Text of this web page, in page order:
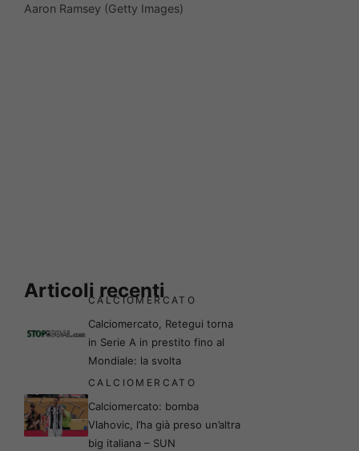
Aaron Ramsey (Getty Images)
Articoli recenti
CALCIOMERCATO
Calciomercato, Retegui torna
in Serie A in prestito fino al
Mondiale: la svolta
CALCIOMERCATO
Calciomercato: bomba
Vlahovic, l’ha già preso un’altra
big italiana – SUN